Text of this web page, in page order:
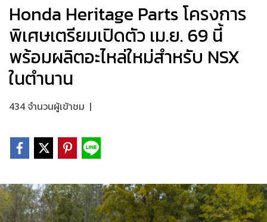
Honda Heritage Parts โครงการ
พิเศษเตรียมเปิดตัว เม.ย. 69 นี้
พร้อมผลิตอะไหล่ใหม่สำหรับ NSX
ในตำนาน
434 จำนวนผู้เข้าชม |